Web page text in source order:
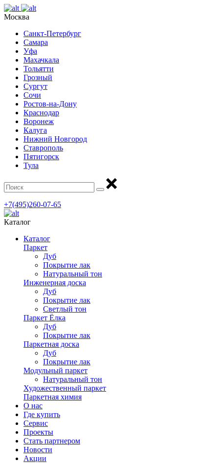
Москва
Санкт-Петербург
Самара
Уфа
Махачкала
Тольятти
Грозный
Сургут
Сочи
Ростов-на-Дону
Краснодар
Воронеж
Калуга
Нижний Новгород
Ставрополь
Пятигорск
Тула
+7(495)260-07-65
Каталог
Каталог
Паркет
Дуб
Покрытие лак
Натуральный тон
Инженерная доска
Дуб
Покрытие лак
Светлый тон
Паркет Ёлка
Дуб
Покрытие лак
Паркетная доска
Дуб
Покрытие лак
Модульный паркет
Натуральный тон
Художественный паркет
Паркетная химия
О нас
Где купить
Сервис
Проекты
Стать партнером
Новости
Акции